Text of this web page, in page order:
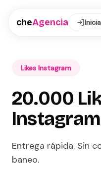
cheAgencia
Likes Instagram
20.000
Instagram
Entrega rápida. Sin
baneo.